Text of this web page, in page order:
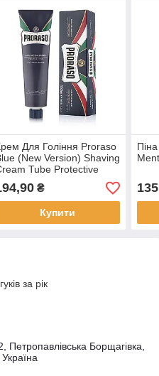
Для Гоління Proraso
(New Version) Shaving
Tube Protective
150 мл
₴
Купити
за рік
Петропавлівська Борщагівка,